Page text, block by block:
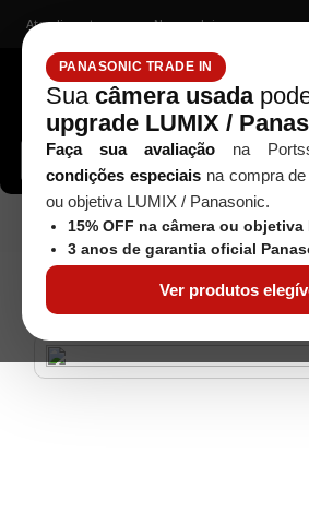
PANASONIC TRADE IN
Sua câmera usada
upgrade LUMIX /
Faça sua avaliação na
condições especiaisna compra de
ou objetiva LUMIX / Panasonic.
15% OFF na câmera ou
3 anos de garantia oficial
Ver produtos
Atendimento Nossas lojas
Buscar câmeras, lentes,
Filtros ND variável
Filtro ND
52mm